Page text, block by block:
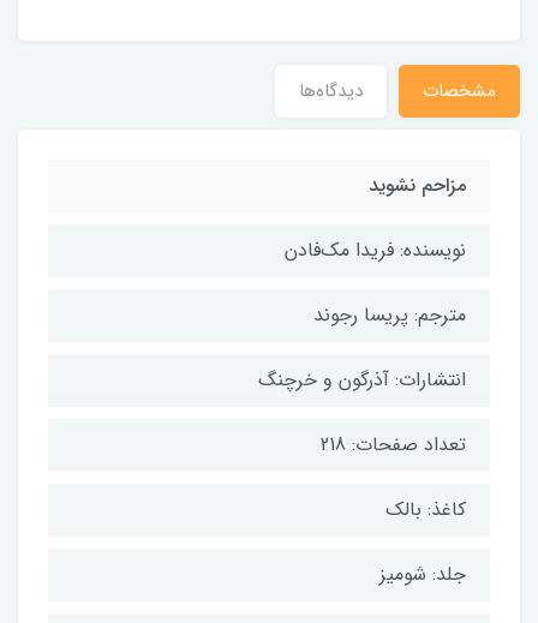
مشخصات دیدگاه‌ها
مزاحم نشوید
نویسنده: فریدا مک‌فادن
مترجم: پریسا رجوند
انتشارات: آذرگون و خرچنگ
تعداد صفحات: 218
کاغذ: بالک
جلد: شومیز